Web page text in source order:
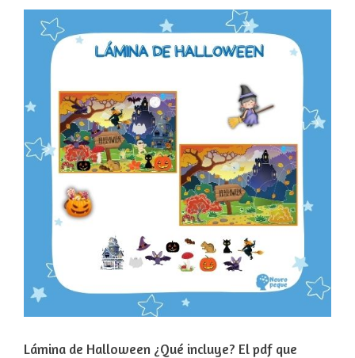
Lámina de Halloween ¿Qué incluye? El pdf que